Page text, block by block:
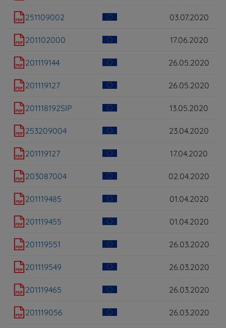
251109002 03.07.2020
201102000 17.06.2020
201119144 26.05.2020
201119127 26.05.2020
201118192SIP 13.05.2020
253209004 23.04.2020
201119127 17.04.2020
203087004 02.04.2020
201119485 01.04.2020
201119455 01.04.2020
201119551 26.03.2020
201119549 26.03.2020
201119465 26.03.2020
201119056 26.03.2020